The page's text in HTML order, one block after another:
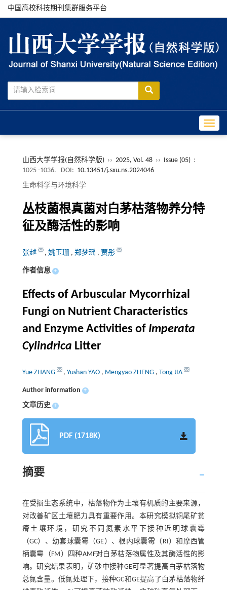
中国高校科技期刊集群服务平台
山西大学学报(自然科学版) ›› 2025, Vol. 48 ›› Issue (05) :
1025 -1036.
DOI: 10.13451/j.sxu.ns.2024046
生命科学与环境科学
丛枝菌根真菌对白茅枯落物养分特
征及酶活性的影响
张越 , 姚玉珊 , 郑梦瑶 , 贾彤
作者信息 +
Effects of Arbuscular Mycorrhizal
Fungi on Nutrient Characteristics
and Enzyme Activities of Imperata
Cylindrica Litter
Yue ZHANG , Yushan YAO , Mengyao ZHENG , Tong JIA
Author information +
文章历史 +
PDF (1718K)
摘要
在受损生态系统中，枯落物作为土壤有机质的主要来源，
对改善矿区土壤肥力具有重要作用。本研究模拟铜尾矿贫
瘠土壤环境，研究不同氮素水平下接种近明球囊霉
（GC）、幼套球囊霉（GE）、根内球囊霉（RI）和摩西管
柄囊霉（FM）四种AMF对白茅枯落物属性及其酶活性的影
响。研究结果表明，矿砂中接种GE可显著提高白茅枯落物
总氮含量。低氮处理下，接种GC和GE提高了白茅枯落物纤